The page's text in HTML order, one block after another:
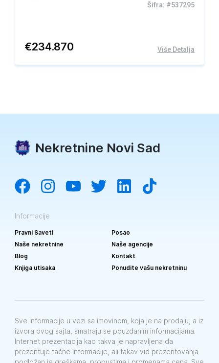
Šifra: #537295
€234.870 Više Detalja
Nekretnine Novi Sad
Informacije
Pravni Saveti
Posao
Naše nekretnine
Naše agencije
Blog
Kontakt
Knjiga utisaka
Ponudite vašu nekretninu
Sve informacije u vezi sa imovinom, koja je na prodaju, a iz
izvora ovog sajta, smatraju se pouzdanim informacijama.
Internet prezentacija kao takva je napravljena da
prezentuje tačne informacije, ali takav vid prezentovanja